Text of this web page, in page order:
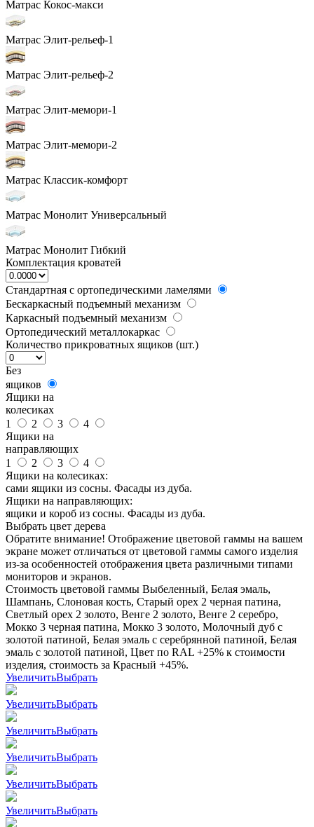
Матрас Кокос-макси
Матрас Элит-рельеф-1
Матрас Элит-рельеф-2
Матрас Элит-мемори-1
Матрас Элит-мемори-2
Матрас Классик-комфорт
Матрас Монолит Универсальный
Матрас Монолит Гибкий
Комплектация кроватей
Стандартная с ортопедическими ламелями
Бескаркасный подъемный механизм
Каркасный подъемный механизм
Ортопедический металлокаркас
Количество прикроватных ящиков (шт.)
Без
ящиков
Ящики на
колесиках
1
2 3
4
Ящики на
направляющих
1
2 3
4
Ящики на колесиках:
сами ящики из сосны. Фасады из дуба.
Ящики на направляющих:
ящики и короб из сосны. Фасады из дуба.
Выбрать цвет дерева
Обратите внимание! Отображение цветовой гаммы на вашем
экране может отличаться от цветовой гаммы самого изделия
из-за особенностей отображения цвета различными типами
мониторов и экранов.
Стоимость цветовой гаммы Выбеленный, Белая эмаль,
Шампань, Слоновая кость, Старый орех 2 черная патина,
Светлый орех 2 золото, Венге 2 золото, Венге 2 серебро,
Мокко 3 черная патина, Мокко 3 золото, Молочный дуб с
золотой патиной, Белая эмаль с серебрянной патиной, Белая
эмаль с золотой патиной, Цвет по RAL +25% к стоимости
изделия, стоимость за Красный +45%.
УвеличитьВыбрать
УвеличитьВыбрать
УвеличитьВыбрать
УвеличитьВыбрать
УвеличитьВыбрать
УвеличитьВыбрать